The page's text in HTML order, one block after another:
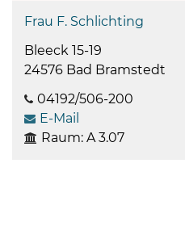
Frau F. Schlichting
Bleeck 15-19
24576 Bad Bramstedt
04192/506-200
E-Mail
Raum: A 3.07